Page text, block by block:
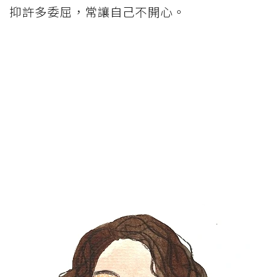
抑許多委屈，常讓自己不開心。